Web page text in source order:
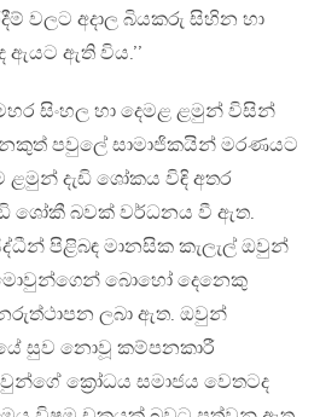
වලට අදාල බියකරු සිහින හා
ඇයට ඇති විය.’’
සිංහල හා දෙමළ ළමුන් විසින්
පවුලේ සාමාජිකයින් මරණයට
ළමුන් දැඩි ශෝකය විඳි අතර
ශෝකී බවක් වර්ධනය වී ඇත.
පිළිබඳ මානසික කැලැල් ඔවුන්
බොහෝ දෙනෙකු
ලබා ඇත. ඔවුන්
සුව නොවූ කම්පනකාරී
ක්‍රෝධය සමාජය වෙතටද